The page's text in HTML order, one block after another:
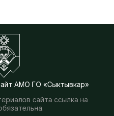
АМО ГО «Сыктывкар»
сайта ссылка на